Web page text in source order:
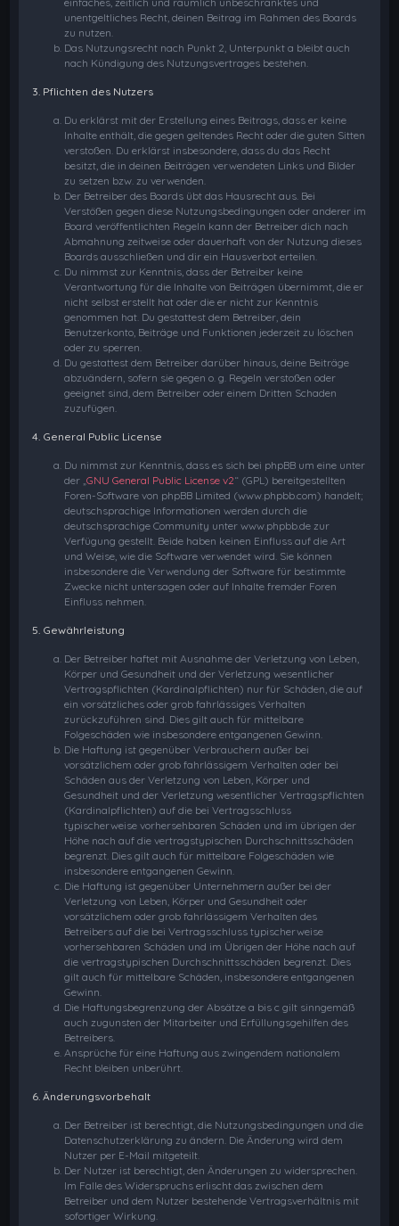
unentgeltliches Recht, deinen Beitrag im Rahmen des Boards
zu nutzen.
Das Nutzungsrecht nach Punkt 2, Unterpunkt a bleibt auch
nach Kündigung des Nutzungsvertrages bestehen.
3. Pflichten des Nutzers
Du erklärst mit der Erstellung eines Beitrags, dass er keine
Inhalte enthält, die gegen geltendes Recht oder die guten Sitten
verstoßen. Du erklärst insbesondere, dass du das Recht
besitzt, die in deinen Beiträgen verwendeten Links und Bilder
zu setzen bzw. zu verwenden.
Der Betreiber des Boards übt das Hausrecht aus. Bei
Verstößen gegen diese Nutzungsbedingungen oder anderer im
Board veröffentlichten Regeln kann der Betreiber dich nach
Abmahnung zeitweise oder dauerhaft von der Nutzung dieses
Boards ausschließen und dir ein Hausverbot erteilen.
Du nimmst zur Kenntnis, dass der Betreiber keine
Verantwortung für die Inhalte von Beiträgen übernimmt, die er
nicht selbst erstellt hat oder die er nicht zur Kenntnis
genommen hat. Du gestattest dem Betreiber, dein
Benutzerkonto, Beiträge und Funktionen jederzeit zu löschen
oder zu sperren.
Du gestattest dem Betreiber darüber hinaus, deine Beiträge
abzuändern, sofern sie gegen o. g. Regeln verstoßen oder
geeignet sind, dem Betreiber oder einem Dritten Schaden
zuzufügen.
4. General Public License
Du nimmst zur Kenntnis, dass es sich bei phpBB um eine unter
der „GNU General Public License v2“ (GPL) bereitgestellten
Foren-Software von phpBB Limited (www.phpbb.com) handelt;
deutschsprachige Informationen werden durch die
deutschsprachige Community unter www.phpbb.de zur
Verfügung gestellt. Beide haben keinen Einfluss auf die Art
und Weise, wie die Software verwendet wird. Sie können
insbesondere die Verwendung der Software für bestimmte
Zwecke nicht untersagen oder auf Inhalte fremder Foren
Einfluss nehmen.
5. Gewährleistung
Der Betreiber haftet mit Ausnahme der Verletzung von Leben,
Körper und Gesundheit und der Verletzung wesentlicher
Vertragspflichten (Kardinalpflichten) nur für Schäden, die auf
ein vorsätzliches oder grob fahrlässiges Verhalten
zurückzuführen sind. Dies gilt auch für mittelbare
Folgeschäden wie insbesondere entgangenen Gewinn.
Die Haftung ist gegenüber Verbrauchern außer bei
vorsätzlichem oder grob fahrlässigem Verhalten oder bei
Schäden aus der Verletzung von Leben, Körper und
Gesundheit und der Verletzung wesentlicher Vertragspflichten
(Kardinalpflichten) auf die bei Vertragsschluss
typischerweise vorhersehbaren Schäden und im übrigen der
Höhe nach auf die vertragstypischen Durchschnittsschäden
begrenzt. Dies gilt auch für mittelbare Folgeschäden wie
insbesondere entgangenen Gewinn.
Die Haftung ist gegenüber Unternehmern außer bei der
Verletzung von Leben, Körper und Gesundheit oder
vorsätzlichem oder grob fahrlässigem Verhalten des
Betreibers auf die bei Vertragsschluss typischerweise
vorhersehbaren Schäden und im Übrigen der Höhe nach auf
die vertragstypischen Durchschnittsschäden begrenzt. Dies
gilt auch für mittelbare Schäden, insbesondere entgangenen
Gewinn.
Die Haftungsbegrenzung der Absätze a bis c gilt sinngemäß
auch zugunsten der Mitarbeiter und Erfüllungsgehilfen des
Betreibers.
Ansprüche für eine Haftung aus zwingendem nationalem
Recht bleiben unberührt.
6. Änderungsvorbehalt
Der Betreiber ist berechtigt, die Nutzungsbedingungen und die
Datenschutzerklärung zu ändern. Die Änderung wird dem
Nutzer per E-Mail mitgeteilt.
Der Nutzer ist berechtigt, den Änderungen zu widersprechen.
Im Falle des Widerspruchs erlischt das zwischen dem
Betreiber und dem Nutzer bestehende Vertragsverhältnis mit
sofortiger Wirkung.